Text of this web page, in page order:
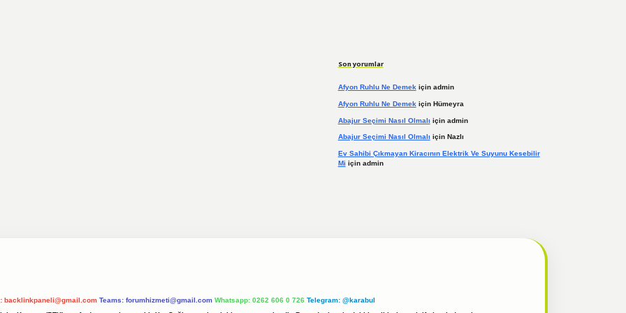
Son yorumlar
Afyon Ruhlu Ne Demekiçin admin
Afyon Ruhlu Ne Demek için Hümeyra
Abajur Seçimi Nasıl Olmalı için admin
Abajur Seçimi Nasıl Olmalı için Nazlı
Ev Sahibi Çıkmayan Kiracının Elektrik Ve Suyunu Kesebilir
Mi için admin
backlinkpaneli@gmail.com Teams: forumhizmeti@gmail.com Whatsapp: 0262 606 0 726 Telegram: @karabul